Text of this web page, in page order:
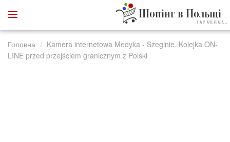
Шопінг в Польщі
і не тільки...
Головна
Kamera internetowa Medyka - Szeginie. Kolejka ON-
LINE przed przejściem granicznym z Polski